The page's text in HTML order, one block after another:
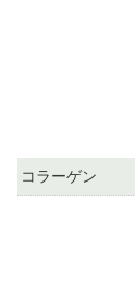
コラーゲン